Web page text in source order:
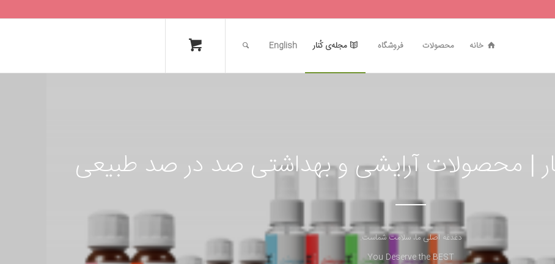
خانه محصولات فروشگاه مجله‌ی کُنار English
| محصولات آرایشی و بهداشتی صد در صد طبیعی
دغدغه اصلی ما، سلامت شماست.
You Deserve the BEST